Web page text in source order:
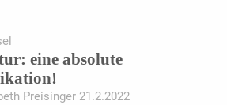
eine absolute
Preisinger 21.2.2022